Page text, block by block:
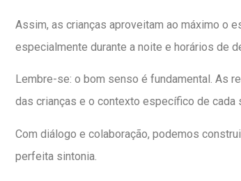
Assim, as crianças aproveitam ao máximo o
especialmente durante a noite e horários de
Lembre-se: o bom senso é fundamental. As
das crianças e o contexto específico de cada
Com diálogo e colaboração, podemos
perfeita sintonia.